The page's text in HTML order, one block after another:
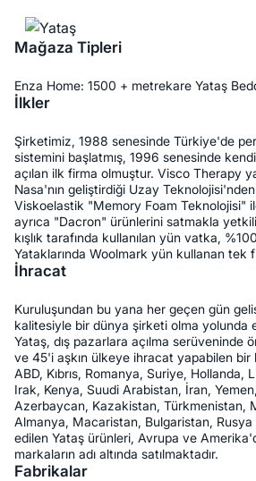
Mağaza Tipleri
Enza Home: 1500 + metrekare Yataş
İlkler
Şirketimiz, 1988 senesinde Türkiye'de
sistemini başlatmış, 1996 senesinde
açılan ilk firma olmuştur. Visco Therapy
Nasa'nın geliştirdiği Uzay
Viskoelastik "Memory Foam Teknolojisi"
ayrıca "Dacron" ürünlerini satmakla
kışlık tarafında kullanılan yün vatka,
Yataklarında Woolmark yün kullanan tek
İhracat
Kuruluşundan bu yana her geçen gün
kalitesiyle bir dünya şirketi olma yolunda
Yataş, dış pazarlara açılma serüveninde
ve 45'i aşkın ülkeye ihracat yapabilen bir
ABD, Kıbrıs, Romanya, Suriye, Hollanda,
Irak, Kenya, Suudi Arabistan, İran,
Azerbaycan, Kazakistan, Türkmenistan,
Almanya, Macaristan, Bulgaristan,
edilen Yataş ürünleri, Avrupa ve
markaların adı altında satılmaktadır.
Fabrikalar